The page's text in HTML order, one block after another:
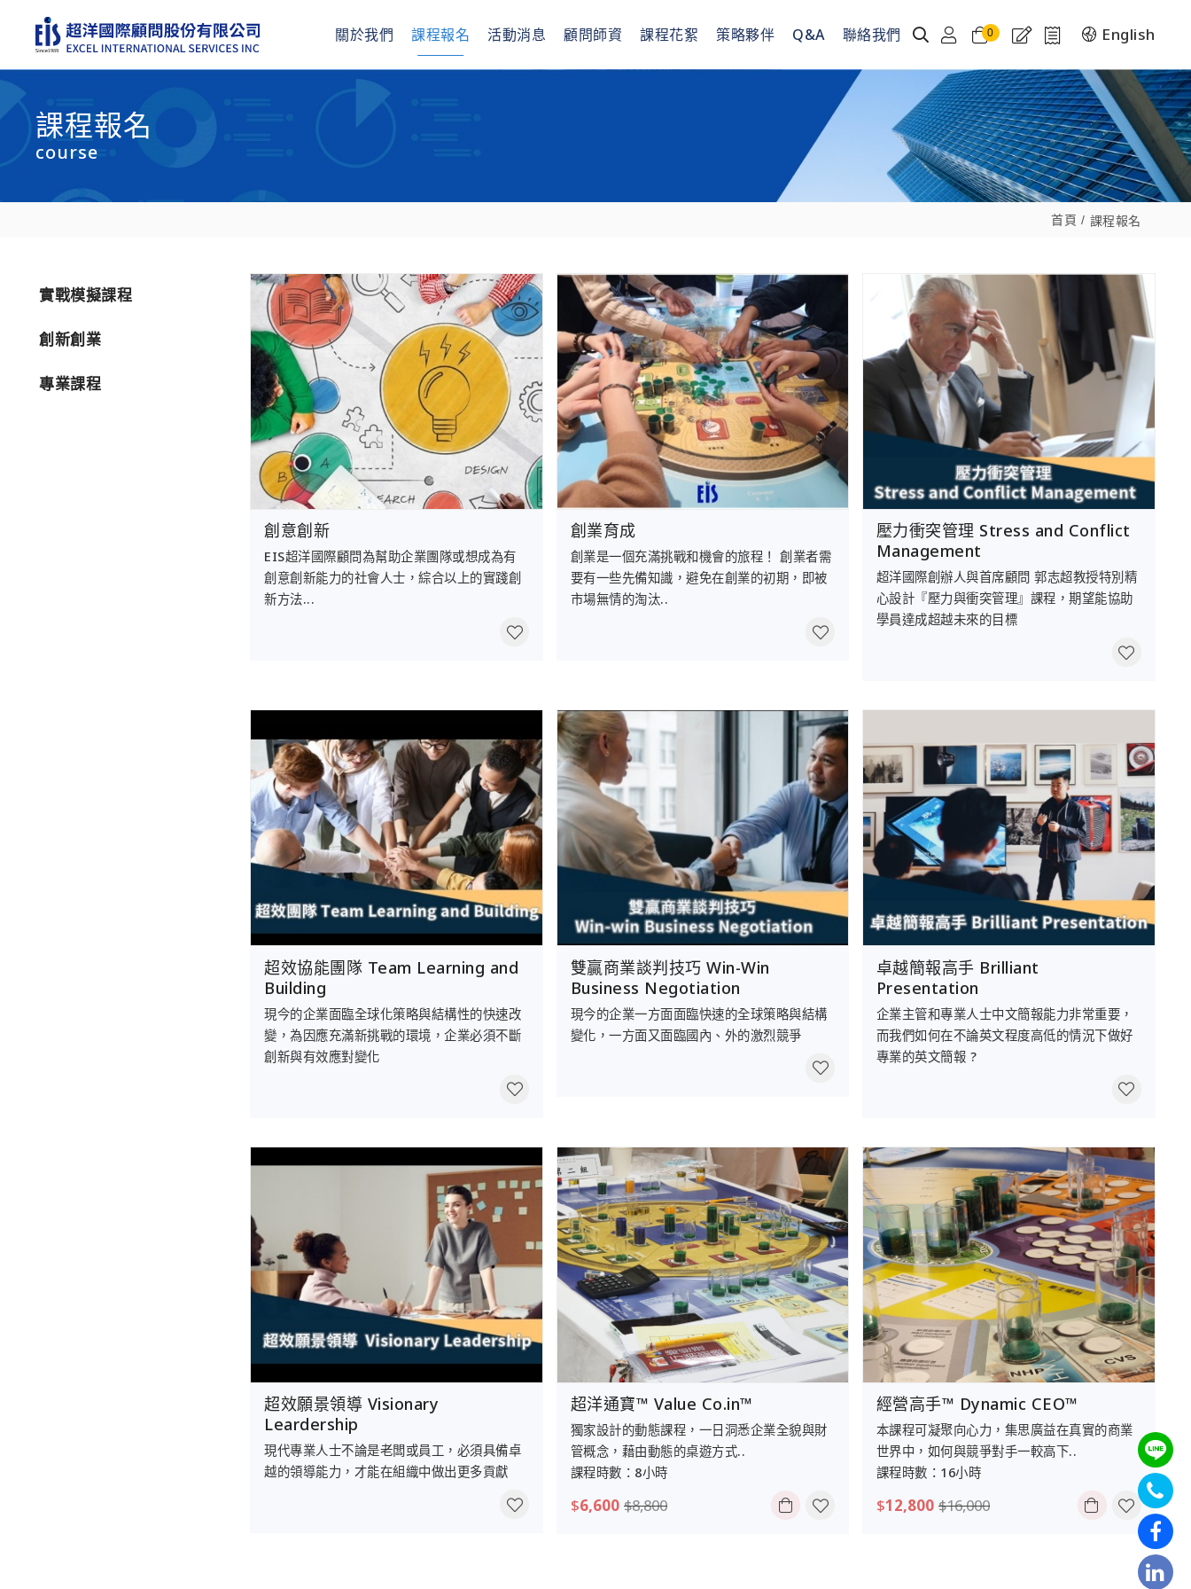
關於我們 課程報名 活動消息 顧問師資 課程花絮 策略夥伴 Q&A 聯絡我們 0 English
課程報名
course
首頁 課程報名
實戰模擬課程
創新創業
專業課程
創意創新
EIS超洋國際顧問為幫助企業團隊或想成為有
創意創新能力的社會人士，綜合以上的實踐創
新方法...
創業育成
創業是一個充滿挑戰和機會的旅程！ 創業者需
要有一些先備知識，避免在創業的初期，即被
市場無情的淘汰..
壓力衝突管理 Stress and Conflict
Management
超洋國際創辦人與首席顧問 郭志超教授特別精
心設計『壓力與衝突管理』課程，期望能協助
學員達成超越未來的目標
超效協能團隊 Team Learning and
Building
現今的企業面臨全球化策略與結構性的快速改
變，為因應充滿新挑戰的環境，企業必須不斷
創新與有效應對變化
雙贏商業談判技巧 Win-Win
Business Negotiation
現今的企業一方面面臨快速的全球策略與結構
變化，一方面又面臨國內、外的激烈競爭
卓越簡報高手 Brilliant
Presentation
企業主管和專業人士中文簡報能力非常重要，
而我們如何在不論英文程度高低的情況下做好
專業的英文簡報 ?
超效願景領導 Visionary
Leardership
現代專業人士不論是老闆或員工，必須具備卓
越的領導能力，才能在組織中做出更多貢獻
超洋通寶™ Value Co.in™
獨家設計的動態課程，一日洞悉企業全貌與財
管概念，藉由動態的桌遊方式..
課程時數：8小時
$8,800
$6,600
經營高手™ Dynamic CEO™
本課程可凝聚向心力，集思廣益在真實的商業
世界中，如何與競爭對手一較高下..
課程時數：16小時
$16,000
$12,800